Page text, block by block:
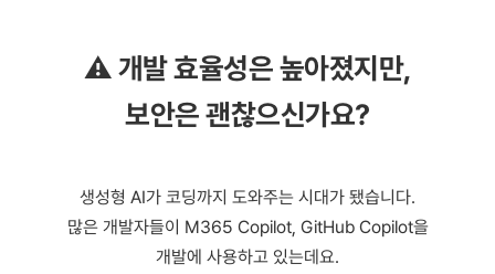
⚠️ 개발 효율성은 높아졌지만,
보안은 괜찮으신가요?
생성형 AI가 코딩까지 도와주는 시대가 됐습니다.
많은 개발자들이 M365 Copilot, GitHub Copilot을
개발에 사용하고 있는데요.